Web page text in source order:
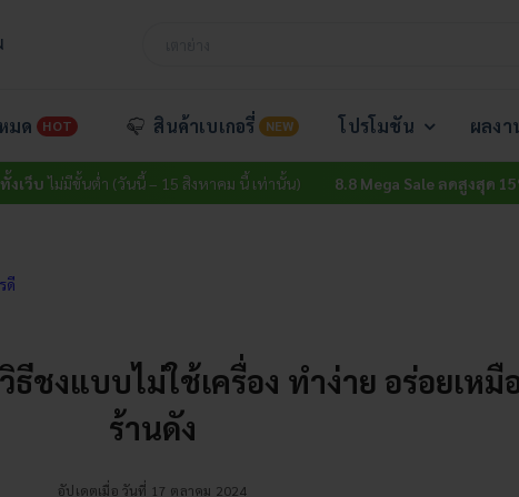
มด HOT สินค้าเบเกอรี่ NEW โปรโมชัน ผลงา
นต่ำ (วันนี้ – 15 สิงหาคม นี้ เท่านั้น) 8.8 Mega Sale ลดสูงสุด 15% ทั้งเว็บ
ดี
ธีชงแบบไม่ใช้เครื่อง ทำง่าย อร่อยเหมื
ร้านดัง
อัปเดตเมื่อ วันที่ 17 ตุลาคม 2024